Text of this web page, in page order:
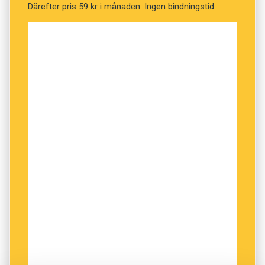
Därefter pris 59 kr i månaden. Ingen bindningstid.